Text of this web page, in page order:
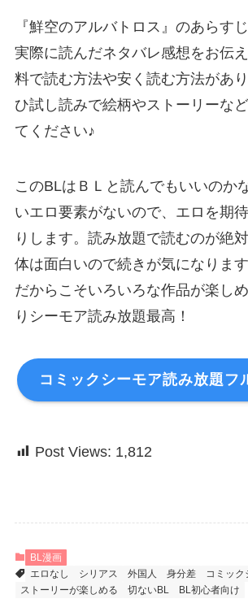
『鮮空のアルバトロス』のあらす
実際に読んだネタバレ感想をお伝
料で読む方法や安く読む方法があ
ひ試し読みで絵柄やストーリーな
てください♪
このBLはＢＬと読んでもいいのか
いエロ要素がないので、エロを期
りします。読み放題で読むのが絶
体は面白いので続きが気になりま
だからこそいろいろな作品が楽し
りシーモア読み放題最高！
コミックシーモア読み放題フ
Post Views: 1,812
BL漫画
エロなし
シリアス 外国人 身分差
コミック
ストーリーが楽しめる
切ないBL BL初心者向け